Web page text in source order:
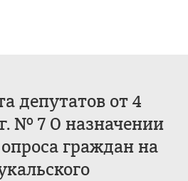
депутатов от 4
№ 7 О назначении
граждан на